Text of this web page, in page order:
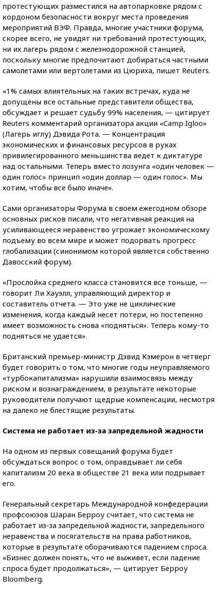
протестующих разместился на автопарковке рядом с
кордоном безопасности вокруг места проведения
мероприятий ВЭФ. Правда, многие участники форума,
скорее всего, не увидят ни требований протестующих,
ни их лагерь рядом с железнодорожной станцией,
поскольку многие предпочитают добираться частными
самолетами или вертолетами из Цюриха, пишет Reuters.
«1% самых влиятельных на таких встречах, куда не
допущены все остальные представители общества,
обсуждает и решает судьбу 99% населения, — цитирует
Reuters комментарий организатора акции «Camp Igloo»
(Лагерь иглу) Дэвида Рота. — Концентрация
экономических и финансовых ресурсов в руках
привилегированного меньшинства ведет к диктатуре
над остальными. Теперь вместо лозунга «один человек —
один голос» принцип «один доллар — один голос». Мы
хотим, чтобы все было иначе».
Сами организаторы Форума в своем ежегодном обзоре
основных рисков писали, что негативная реакция на
усиливающееся неравенство угрожает экономическому
подъему во всем мире и может подорвать прогресс
глобализации (синонимом которой является собственно
Давосский форум).
«Прослойка среднего класса становится все тоньше, —
говорит Ли Хауэлл, управляющий директор и
составитель отчета. — Это уже не циклические
изменения, когда каждый несет потери, но постепенно
имеет возможность снова «подняться». Теперь кому-то
подняться не удается».
Британский премьер-министр Дэвид Кэмерон в четверг
будет говорить о том, что многие годы неуправляемого
«турбокапитализма» нарушили взаимосвязь между
риском и вознаграждением, в результате некоторые
руководители получают щедрые компенсации, несмотря
на далеко не блестящие результаты.
Система не работает из-за запредельной жадности
На одном из первых совещаний форума будет
обсуждаться вопрос о том, оправдывает ли себя
капитализм 20 века в обществе 21 века или подрывает
его.
Генеральный секретарь Международной конфедерации
профсоюзов Шаран Берроу считает, что система не
работает из-за запредельной жадности, запредельного
неравенства и посягательств на права работников,
которые в результате оборачиваются падением спроса.
«Бизнес должен понять, что не выживет, если падение
спроса будет продолжаться», — цитирует Берроу
Bloomberg.